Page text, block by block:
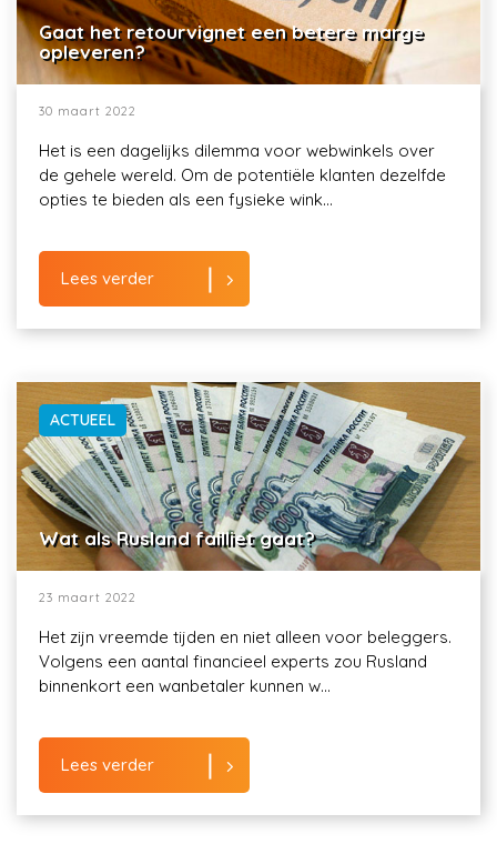
Gaat het retourvignet een betere marge
opleveren?
30 maart 2022
Het is een dagelijks dilemma voor webwinkels over
de gehele wereld. Om de potentiële klanten dezelfde
opties te bieden als een fysieke wink...
Lees verder
ACTUEEL
Wat als Rusland failliet gaat?
23 maart 2022
Het zijn vreemde tijden en niet alleen voor beleggers.
Volgens een aantal financieel experts zou Rusland
binnenkort een wanbetaler kunnen w...
Lees verder